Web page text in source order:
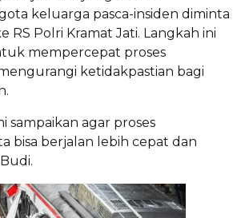
keluarga pasca-insiden diminta
RS Polri Kramat Jati. Langkah ini
mempercepat proses
ketidakpastian bagi
sampaikan agar proses
bisa berjalan lebih cepat dan